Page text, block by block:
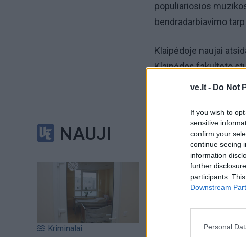
ve.lt - Do Not
If you wish to
sensitive
confirm your
continue seeing
information
further
participants.
Downstream
Personal
NAUJI
Kriminalai
populiariosios
bendradarbiavimo
Klaipėdoje naujai
Klaipėdos fakulteto
studijas praktiškai,
bendruomene.
Tad Klaipėdos
akademijoje bet ir už